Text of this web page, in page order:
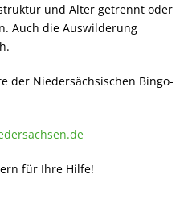
und Alter getrennt oder
Auch die Auswilderung
der Niedersächsischen Bingo-
für Ihre Hilfe!